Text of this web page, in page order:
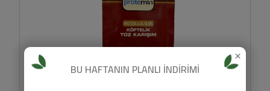
×
BU HAFTANIN PLANLI İNDİRİMİ